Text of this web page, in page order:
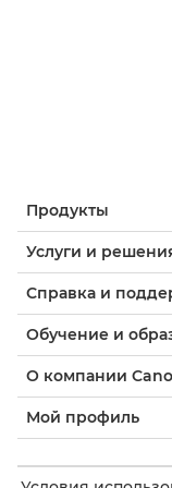
Продукты
Услуги и
Справка и
Обучение и
О компании
Мой профиль